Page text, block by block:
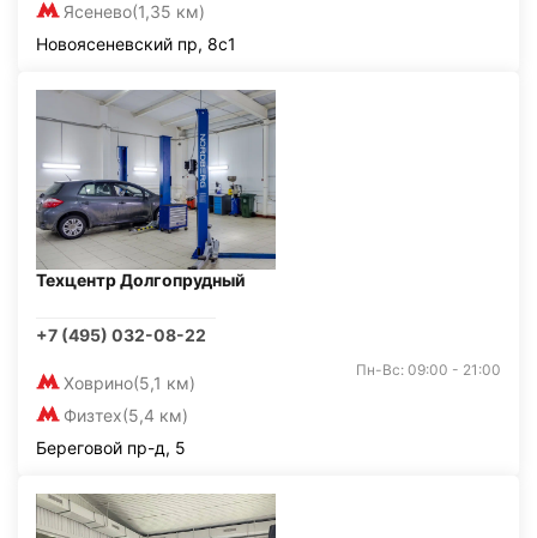
Ясенево(1,35 км)
Новоясеневский пр, 8с1
Техцентр Долгопрудный
+7 (495) 032-08-22
Ховрино(5,1 км)
Физтех(5,4 км)
Пн-Вс: 09:00 - 21:00
Береговой пр-д, 5